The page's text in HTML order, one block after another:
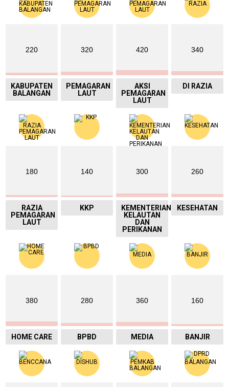
220
KABUPATEN
BALANGAN
320
PEMAGARAN
LAUT
420
AKSI
PEMAGARAN
LAUT
340
DI RAZIA
180
RAZIA
PEMAGARAN
LAUT
140
KKP
300
KEMENTERIAN
KELAUTAN
DAN
PERIKANAN
260
KESEHATAN
380
HOME CARE
280
BPBD
360
MEDIA
160
BANJIR